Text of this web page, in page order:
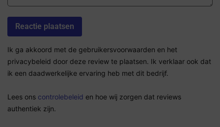
Ik ga akkoord met de gebruikersvoorwaarden en het
privacybeleid door deze review te plaatsen. Ik verklaar ook dat
ik een daadwerkelijke ervaring heb met dit bedrijf.
Lees ons controlebeleid en hoe wij zorgen dat reviews
authentiek zijn.